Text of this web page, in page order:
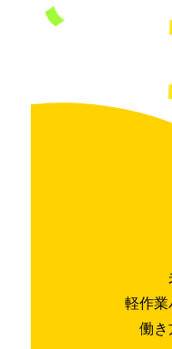
軽作業
働き